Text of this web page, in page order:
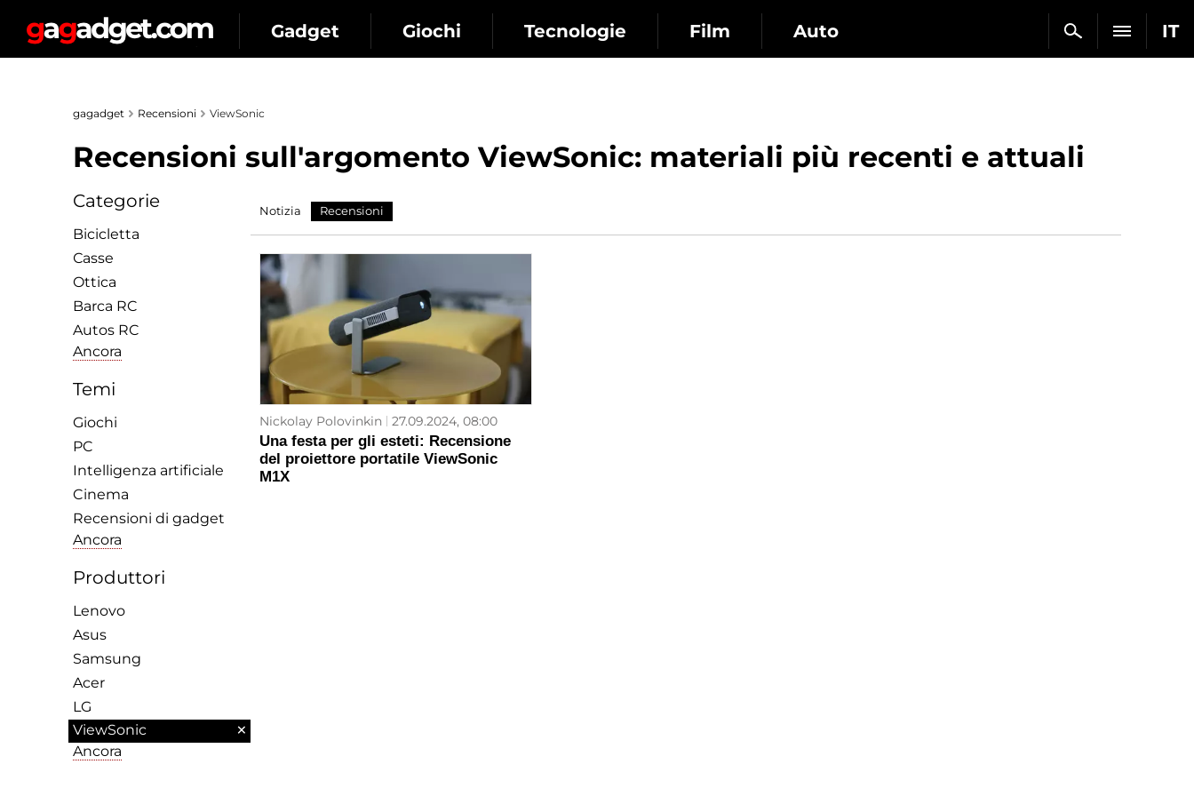
IT
Gadget Giochi Tecnologie Film Auto
gagadget Recensioni ViewSonic
Recensioni sull'argomento ViewSonic: materiali più recenti e attuali
Notizia Recensioni
Nickolay Polovinkin 27.09.2024, 08:00
Una festa per gli esteti: Recensione
del proiettore portatile ViewSonic
M1X
Categorie
Bicicletta
Сasse
Ottica
Barca RC
Autos RC
Ancora
Temi
Giochi
PC
Intelligenza artificiale
Cinema
Recensioni di gadget
Ancora
Produttori
Lenovo
Asus
Samsung
Acer
LG
ViewSonic
×
Ancora